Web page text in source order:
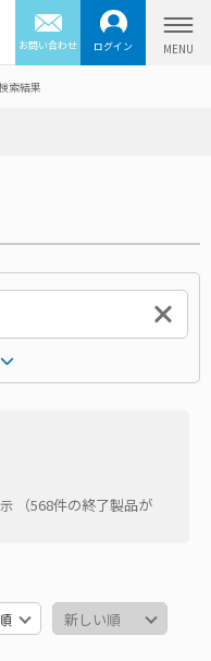
お問い合わせ ログイン
索結果
（568件の終了製品が